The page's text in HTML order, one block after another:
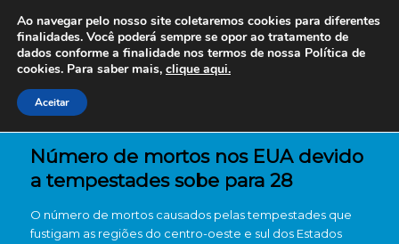
Número de mortos nos EUA devido
a tempestades sobe para 28
O número de mortos causados pelas tempestades que
fustigam as regiões do centro-oeste e sul dos Estados
Ao navegar pelo nosso site coletaremos cookies para diferentes
finalidades. Você poderá sempre se opor ao tratamento de
dados conforme a finalidade nos termos de nossa Política de
cookies. Para saber mais, clique aqui.
Aceitar